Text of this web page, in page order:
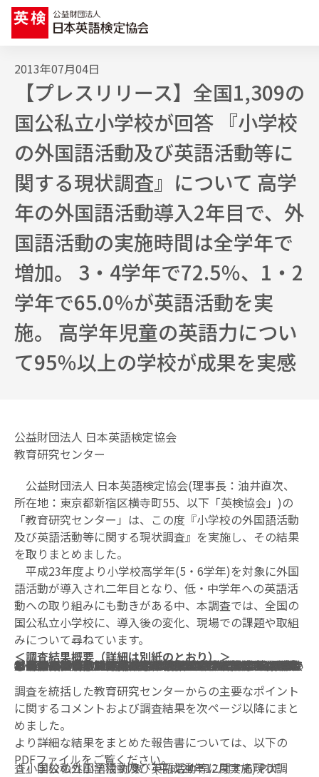
検定・テスト
の特徴と比較
学習支援
教材
学校・教育関係
英語教育
研究センター
ついて
検定・テストの特徴と比較
検定・テストの特徴と比較 トップ
特長を一覧で比較する
2013年07月04日
【プレスリリース】全国1,309の
国公私立小学校が回答 『小学校
の外国語活動及び英語活動等に
関する現状調査』について 高学
年の外国語活動導入2年目で、外
国語活動の実施時間は全学年で
増加。 3・4学年で72.5％、1・2
学年で65.0％が英語活動を実
施。 高学年児童の英語力につい
て95％以上の学校が成果を実感
公益財団法人 日本英語検定協会
教育研究センター
公益財団法人 日本英語検定協会(理事長：油井直次、
所在地：東京都新宿区横寺町55、以下「英検協会」)の
「教育研究センター」は、この度『小学校の外国語活動
及び英語活動等に関する現状調査』を実施し、その結果
を取りまとめました。
平成23年度より小学校高学年(5・6学年)を対象に外国
語活動が導入され二年目となり、低・中学年への英語活
動への取り組みにも動きがある中、本調査では、全国の
国公私立小学校に、導入後の変化、現場での課題や取組
みについて尋ねています。
＜調査結果概要（詳細は別紙のとおり）＞
1. 外国語活動および英語活動の実施時間は全学年で増加。5・6学年では、36時間以上の回答が、6ポイントアップしており、前年度に比べて時間数が全体として増加した。
2. 低・中学年での英語活動が増加。3・4学年で72.5％、1・2学年で65.0％が何らかの英語活動を実施。英語活動を必要だとする回答は、3・4学年で は約73％、1・2学年では約69％と大半を占めた。低・中学年での英語活動に関しては、①ALT（外国語指導助手）の充実、②HRT（担任）の充実、③ 教材・教具の充実が求められている。
3. 外国語活動における課題のトップは、ＡＬＴとの連携および打合せ時間。
4. 必修化後の外国語活動については9割以上は「取組みが進んでいる」。一方で、昨年と比較すると「スムーズに進んでいる」が12ポイント低くなり、「課題は あるが、進んでいる」が約10ポイントアップしている、取組みは着実に進んでいる一方で課題があがってきているといえる。
5. 児童の英 語力への影響として、7割近い学校が「理解している表現（挨拶含む）が増えた」、「聞いてわかるようになってきた」を挙げ、6割近い学校が「理解している 語い（単語）が増えた」と回答。「英語力に関して特に目立った変化はない」は4.4％にとどまり、多くの学校が成果を感じているといえる。
調査を統括した教育研究センターからの主要なポイント
に関するコメントおよび調査結果を次ページ以降にまと
めました。
より詳細な結果をまとめた報告書については、以下の
PDFファイルをご覧ください。
「小学校の外国語活動及び英語活動等に関する現状調査」国公私立小学校 対象 (平成24年12月実施) PDF